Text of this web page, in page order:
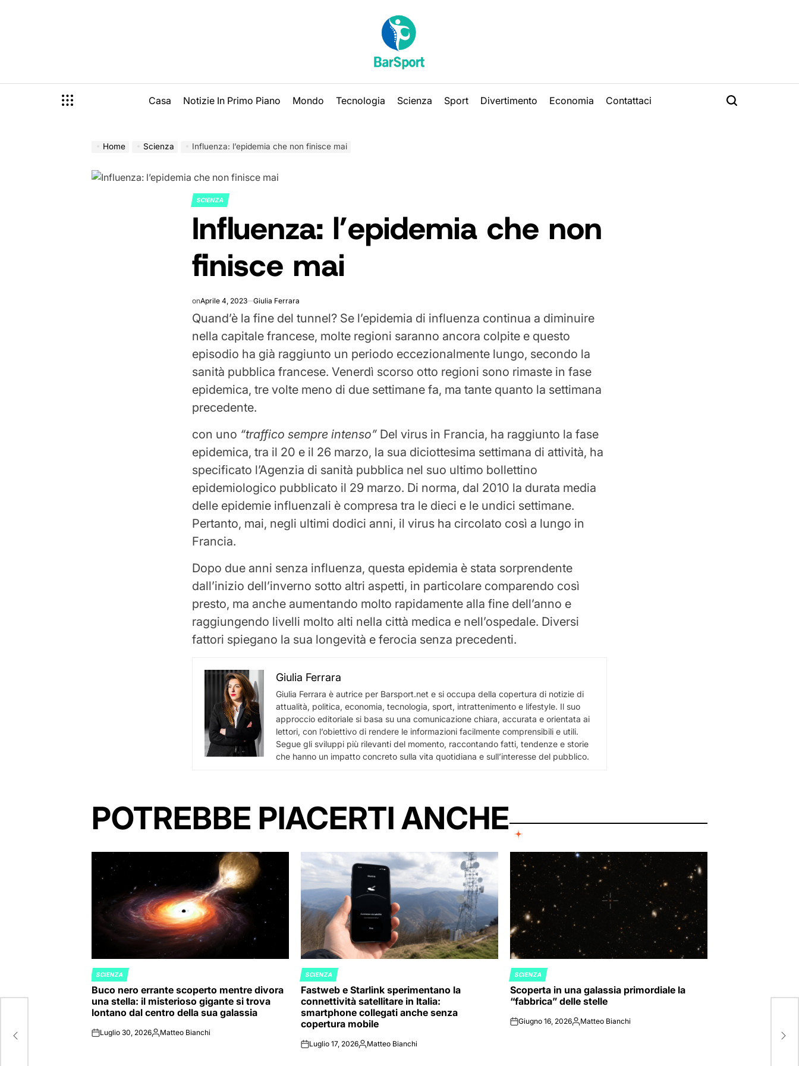
Casa Notizie In Primo Piano Mondo Tecnologia Scienza Sport Divertimento Economia Contattaci
Home Scienza Influenza: l’epidemia che non finisce mai
POSTED
IN
SCIENZA
Influenza: l’epidemia che non
finisce mai
onAprile 4, 2023 Giulia Ferrara
Quand’è la fine del tunnel? Se l’epidemia di influenza continua a diminuire
nella capitale francese, molte regioni saranno ancora colpite e questo
episodio ha già raggiunto un periodo eccezionalmente lungo, secondo la
sanità pubblica francese. Venerdì scorso otto regioni sono rimaste in fase
epidemica, tre volte meno di due settimane fa, ma tante quanto la settimana
precedente.
con uno “traffico sempre intenso” Del virus in Francia, ha raggiunto la fase
epidemica, tra il 20 e il 26 marzo, la sua diciottesima settimana di attività, ha
specificato l’Agenzia di sanità pubblica nel suo ultimo bollettino
epidemiologico pubblicato il 29 marzo. Di norma, dal 2010 la durata media
delle epidemie influenzali è compresa tra le dieci e le undici settimane.
Pertanto, mai, negli ultimi dodici anni, il virus ha circolato così a lungo in
Francia.
Dopo due anni senza influenza, questa epidemia è stata sorprendente
dall’inizio dell’inverno sotto altri aspetti, in particolare comparendo così
presto, ma anche aumentando molto rapidamente alla fine dell’anno e
raggiungendo livelli molto alti nella città medica e nell’ospedale. Diversi
fattori spiegano la sua longevità e ferocia senza precedenti.
Giulia Ferrara
Giulia Ferrara è autrice per Barsport.net e si occupa della copertura di notizie di
attualità, politica, economia, tecnologia, sport, intrattenimento e lifestyle. Il suo
approccio editoriale si basa su una comunicazione chiara, accurata e orientata ai
lettori, con l’obiettivo di rendere le informazioni facilmente comprensibili e utili.
Segue gli sviluppi più rilevanti del momento, raccontando fatti, tendenze e storie
che hanno un impatto concreto sulla vita quotidiana e sull’interesse del pubblico.
POTREBBE PIACERTI ANCHE
POSTED
IN
SCIENZA
Buco nero errante scoperto mentre divora
una stella: il misterioso gigante si trova
lontano dal centro della sua galassia
onLuglio 30, 2026Posted
Matteo Bianchi
POSTED
IN
SCIENZA
Fastweb e Starlink sperimentano la
connettività satellitare in Italia:
smartphone collegati anche senza
copertura mobile
onLuglio 17, 2026Posted
Matteo Bianchi
POSTED
IN
SCIENZA
Scoperta in una galassia primordiale la
“fabbrica” delle stelle
onGiugno 16, 2026Posted
Matteo Bianchi